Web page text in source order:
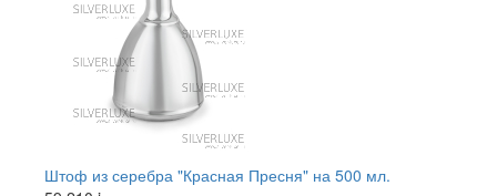
Штоф из серебра "Красная Пресня" на 500 мл.